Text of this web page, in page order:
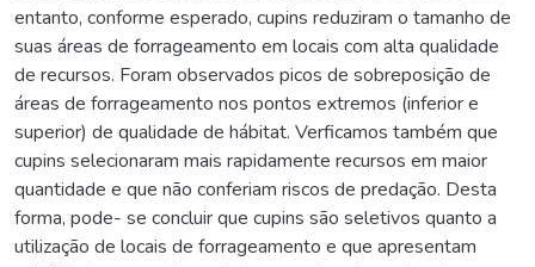
entanto, conforme esperado, cupins reduziram o tamanho de
suas áreas de forrageamento em locais com alta qualidade
de recursos. Foram observados picos de sobreposição de
áreas de forrageamento nos pontos extremos (inferior e
superior) de qualidade de hábitat. Verficamos também que
cupins selecionaram mais rapidamente recursos em maior
quantidade e que não conferiam riscos de predação. Desta
forma, pode- se concluir que cupins são seletivos quanto a
utilização de locais de forrageamento e que apresentam